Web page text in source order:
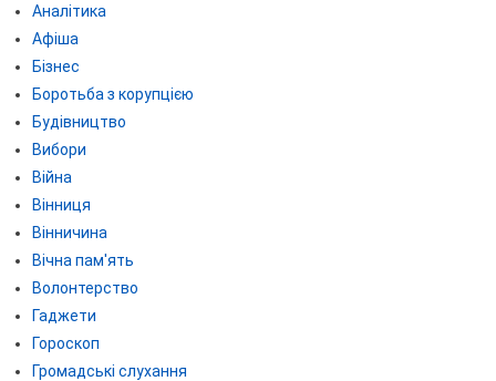
Аналітика
Афіша
Бізнес
Боротьба з корупцією
Будівництво
Вибори
Війна
Вінниця
Вінничина
Вічна пам'ять
Волонтерство
Гаджети
Гороскоп
Громадські слухання